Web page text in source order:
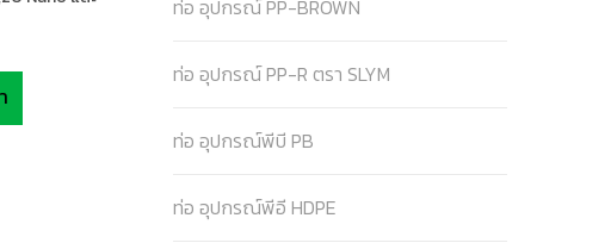
ท่อ อุปกรณ์ PP-BROWN
ท่อ อุปกรณ์ PP-R ตรา SLYM
ท่อ อุปกรณ์พีบี PB
ท่อ อุปกรณ์พีอี HDPE